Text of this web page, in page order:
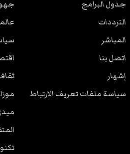
جدول البرامج
الترددات
المباشر
اتصل بنا
إشهار
سياسة ملفات تعريف الارتباط